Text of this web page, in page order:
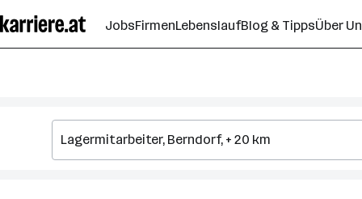
Seiteninhalt
springen
JobsFirmenLebenslaufBlog & TippsÜber